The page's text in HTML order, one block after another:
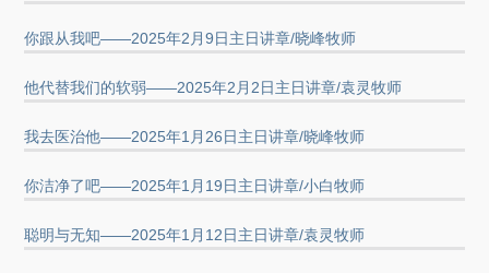
你跟从我吧——2025年2月9日主日讲章/晓峰牧师
他代替我们的软弱——2025年2月2日主日讲章/袁灵牧师
我去医治他——2025年1月26日主日讲章/晓峰牧师
你洁净了吧——2025年1月19日主日讲章/小白牧师
聪明与无知——2025年1月12日主日讲章/袁灵牧师